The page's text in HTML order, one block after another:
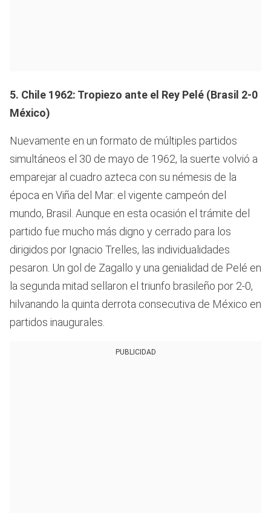
5. Chile 1962: Tropiezo ante el Rey Pelé (Brasil 2-0
México)
Nuevamente en un formato de múltiples partidos
simultáneos el 30 de mayo de 1962, la suerte volvió a
emparejar al cuadro azteca con su némesis de la
época en Viña del Mar: el vigente campeón del
mundo, Brasil. Aunque en esta ocasión el trámite del
partido fue mucho más digno y cerrado para los
dirigidos por Ignacio Trelles, las individualidades
pesaron. Un gol de Zagallo y una genialidad de Pelé en
la segunda mitad sellaron el triunfo brasileño por 2-0,
hilvanando la quinta derrota consecutiva de México en
partidos inaugurales.
PUBLICIDAD